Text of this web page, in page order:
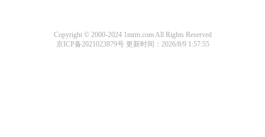
Copyright © 2000-2024 1mrm.com All Rights Reserved
京ICP备2021023879号 更新时间：2026/8/9 1:57:55